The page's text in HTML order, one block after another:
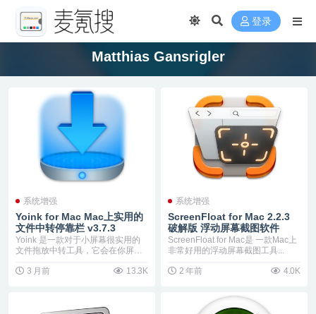
登录
Matthias Gansrigler
系统增强
Yoink for Mac Mac上实用的
文件中转停靠栏 v3.7.3
Yoink 是一款对于小屏幕很实用的
文件拖放中转工具，它会在你屏幕
3 月前
13.3K
系统增强
ScreenFloat for Mac 2.2.3
破解版 浮动屏幕截图软件
ScreenFloat for Mac是 一款Mac上
非常好用的浮动屏幕截图工具...
2 年前 4.0K